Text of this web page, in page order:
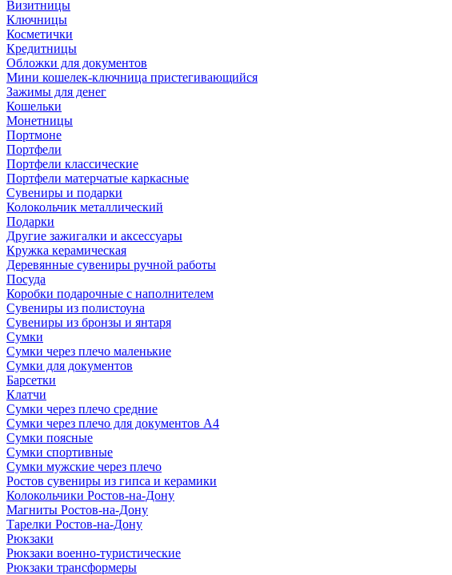
Визитницы
Ключницы
Косметички
Кредитницы
Обложки для документов
Мини кошелек-ключница пристегивающийся
Зажимы для денег
Кошельки
Монетницы
Портмоне
Портфели
Портфели классические
Портфели матерчатые каркасные
Сувениры и подарки
Колокольчик металлический
Подарки
Другие зажигалки и аксессуары
Кружка керамическая
Деревянные сувениры ручной работы
Посуда
Коробки подарочные с наполнителем
Сувениры из полистоуна
Сувениры из бронзы и янтаря
Сумки
Сумки через плечо маленькие
Сумки для документов
Барсетки
Клатчи
Сумки через плечо средние
Сумки через плечо для документов А4
Сумки поясные
Сумки спортивные
Сумки мужские через плечо
Ростов сувениры из гипса и керамики
Колокольчики Ростов-на-Дону
Магниты Ростов-на-Дону
Тарелки Ростов-на-Дону
Рюкзаки
Рюкзаки военно-туристические
Рюкзаки трансформеры